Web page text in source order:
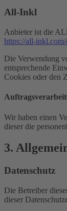
All-Inkl
Anbieter ist die
https://all-
Die Verwendung
entsprechende
Cookies oder den
Wir haben einen
dieser die
3.
Datenschutz
Die Betreiber
dieser